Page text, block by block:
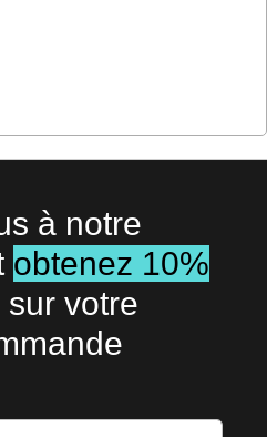
à notre
obtenez 10%
sur votre